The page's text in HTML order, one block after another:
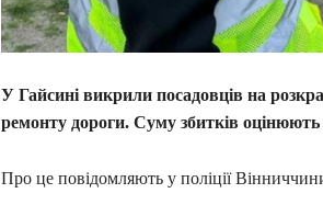
У Гайсині викрили посадовців на
ремонту дороги. Суму збитків
Про це повідомляють у поліції